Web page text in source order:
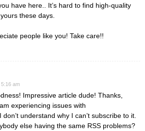
have here.. It’s hard to find high-quality
these days.
people like you! Take care!!
am
Impressive article dude! Thanks,
experiencing issues with
don’t understand why I can’t subscribe to it.
else having the same RSS problems?